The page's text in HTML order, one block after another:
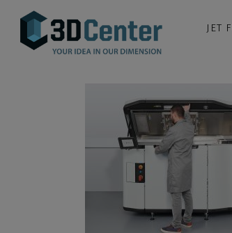
JET